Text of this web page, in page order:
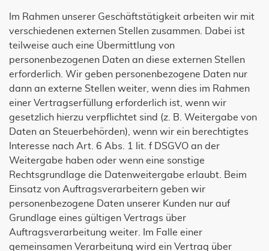
Im Rahmen unserer Geschäftstätigkeit arbeiten wir mit
verschiedenen externen Stellen zusammen. Dabei ist
teilweise auch eine Übermittlung von
personenbezogenen Daten an diese externen Stellen
erforderlich. Wir geben personenbezogene Daten nur
dann an externe Stellen weiter, wenn dies im Rahmen
einer Vertragserfüllung erforderlich ist, wenn wir
gesetzlich hierzu verpflichtet sind (z. B. Weitergabe von
Daten an Steuerbehörden), wenn wir ein berechtigtes
Interesse nach Art. 6 Abs. 1 lit. f DSGVO an der
Weitergabe haben oder wenn eine sonstige
Rechtsgrundlage die Datenweitergabe erlaubt. Beim
Einsatz von Auftragsverarbeitern geben wir
personenbezogene Daten unserer Kunden nur auf
Grundlage eines gültigen Vertrags über
Auftragsverarbeitung weiter. Im Falle einer
gemeinsamen Verarbeitung wird ein Vertrag über